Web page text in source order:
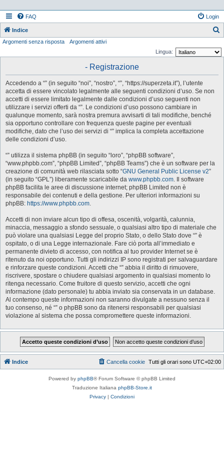
FAQ Login
Indice
Argomenti senza risposta
Argomenti attivi
Lingua:
- Registrazione
Accedendo a “” (in seguito “noi”, “nostro”, “”, “https://superzeta.it”), l’utente
accetta di essere vincolato legalmente alle seguenti condizioni d’uso. Se non
accetti di essere limitato legalmente dalle condizioni d’uso seguenti non
utilizzare i servizi offerti da “”. Le condizioni d’uso possono cambiare in
qualunque momento, sarà nostra premura avvisarti di tali modifiche, benché
sia opportuno controllare con frequenza queste pagine per eventuali
modifiche, dato che l’uso dei servizi di “” implica la completa accettazione
delle condizioni d’uso.
“” utilizza il sistema phpBB (in seguito “loro”, “phpBB software”,
“www.phpbb.com”, “phpBB Limited”, “phpBB Teams”) che è un software per la
creazione di comunità web rilasciata sotto “GNU General Public License v2”
(in seguito “GPL”) liberamente scaricabile da www.phpbb.com. Il software
phpBB facilita le aree di discussione internet; phpBB Limited non è
responsabile dei contenuti e della gestione. Per ulteriori informazioni su
phpBB: https://www.phpbb.com.
Accetti di non inviare alcun tipo di offesa, oscenità, volgarità, calunnia,
minaccia, messaggio a sfondo sessuale, o qualsiasi altro tipo di materiale che
può violare una qualsiasi Legge del proprio Stato, o dello Stato dove “” è
ospitato, o di una Legge internazionale. Fare ciò porta all’immediato e
permanente divieto di accesso, con notifica al tuo provider Internet se è
ritenuto da noi opportuno. Tutti gli indirizzi IP sono registrati per salvaguardare
e rinforzare queste condizioni. Accetti che “” abbia il diritto di rimuovere,
riscrivere, spostare o chiudere qualsiasi argomento in qualsiasi momento lo
ritenga necessario. Come fruitore di questo servizio, accetti che ogni
informazione (dato personale) tu abbia inviato sia conservata in un database.
Al contempo queste informazioni non saranno divulgate a nessuno senza il
tuo consenso, né “” o phpBB sono da ritenersi responsabili per qualsiasi
violazione al sistema che possa compromettere queste informazioni.
Indice Tutti gli orari sono UTC+02:00
Cancella cookie
Powered by phpBB® Forum Software © phpBB Limited
Traduzione Italiana phpBB-Store.it
Privacy | Condizioni